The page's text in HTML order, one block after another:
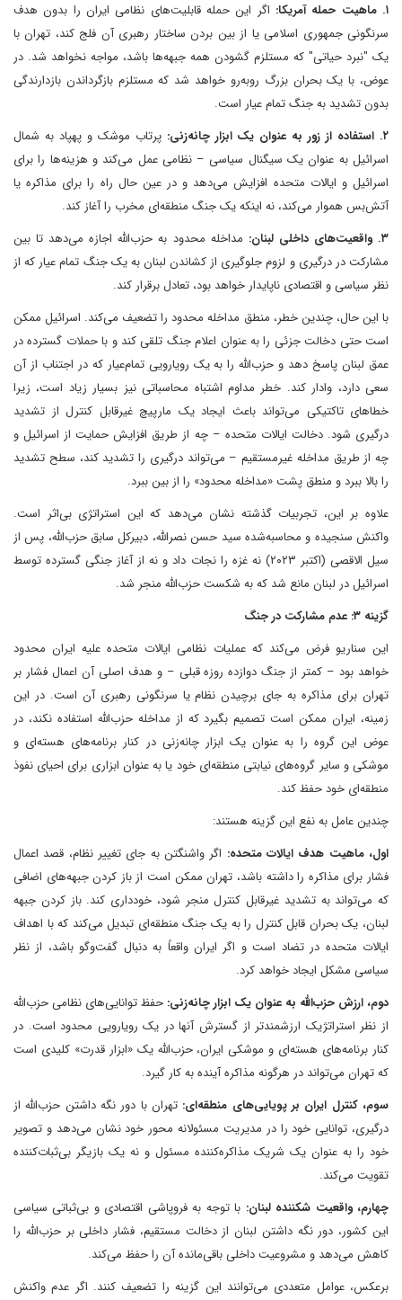
۱. ماهیت حمله آمریکا:
اگر این حمله قابلیت‌های نظامی ایران را بدون هدف
سرنگونی جمهوری اسلامی یا از بین بردن ساختار رهبری آن فلج کند، تهران با
یک "نبرد حیاتی" که مستلزم گشودن همه جبهه‌ها باشد، مواجه نخواهد شد. در
عوض، با یک بحران بزرگ روبه‌رو خواهد شد که مستلزم بازگرداندن بازدارندگی
بدون تشدید به جنگ تمام عیار است.
۲. استفاده از زور به عنوان یک ابزار چانه‌زنی:
پرتاب موشک و پهپاد به شمال
اسرائیل به عنوان یک سیگنال سیاسی – نظامی عمل می‌کند و هزینه‌ها را برای
اسرائیل و ایالات متحده افزایش می‌دهد و در عین حال راه را برای مذاکره یا
آتش‌بس هموار می‌کند، نه اینکه یک جنگ منطقه‌ای مخرب را آغاز کند.
۳. واقعیت‌های داخلی لبنان:
مداخله محدود به حزب‌الله اجازه می‌دهد تا بین
مشارکت در درگیری و لزوم جلوگیری از کشاندن لبنان به یک جنگ تمام عیار که از
نظر سیاسی و اقتصادی ناپایدار خواهد بود، تعادل برقرار کند.
با این حال، چندین خطر، منطق مداخله محدود را تضعیف می‌کند. اسرائیل ممکن
است حتی دخالت جزئی را به عنوان اعلام جنگ تلقی کند و با حملات گسترده در
عمق لبنان پاسخ دهد و حزب‌الله را به یک رویارویی تمام‌عیار که در اجتناب از آن
سعی دارد، وادار کند. خطر مداوم اشتباه محاسباتی نیز بسیار زیاد است، زیرا
خطاهای تاکتیکی می‌تواند باعث ایجاد یک مارپیچ غیرقابل کنترل از تشدید
درگیری شود. دخالت ایالات متحده – چه از طریق افزایش حمایت از اسرائیل و
چه از طریق مداخله غیرمستقیم – می‌تواند درگیری را تشدید کند، سطح تشدید
را بالا ببرد و منطق پشت «مداخله محدود» را از بین ببرد.
علاوه بر این، تجربیات گذشته نشان می‌دهد که این استراتژی بی‌اثر است.
واکنش سنجیده و محاسبه‌شده سید حسن نصرالله، دبیرکل سابق حزب‌الله، پس از
سیل الاقصی (اکتبر ۲۰۲۳) نه غزه را نجات داد و نه از آغاز جنگی گسترده توسط
اسرائیل در لبنان مانع شد که به شکست حزب‌الله منجر شد.
گزینه ۳: عدم مشارکت در جنگ
این سناریو فرض می‌کند که عملیات نظامی ایالات متحده علیه ایران محدود
خواهد بود – کمتر از جنگ دوازده روزه قبلی – و هدف اصلی آن اعمال فشار بر
تهران برای مذاکره به جای برچیدن نظام یا سرنگونی رهبری آن است. در این
زمینه، ایران ممکن است تصمیم بگیرد که از مداخله حزب‌الله استفاده نکند، در
عوض این گروه را به عنوان یک ابزار چانه‌زنی در کنار برنامه‌های هسته‌ای و
موشکی و سایر گروه‌های نیابتی منطقه‌ای خود یا به عنوان ابزاری برای احیای نفوذ
منطقه‌ای خود حفظ کند.
چندین عامل به نفع این گزینه هستند:
اول، ماهیت هدف ایالات متحده: اگر واشنگتن به جای تغییر نظام، قصد اعمال
فشار برای مذاکره را داشته باشد، تهران ممکن است از باز کردن جبهه‌های اضافی
که می‌تواند به تشدید غیرقابل کنترل منجر شود، خودداری کند. باز کردن جبهه
لبنان، یک بحران قابل کنترل را به یک جنگ منطقه‌ای تبدیل می‌کند که با اهداف
ایالات متحده در تضاد است و اگر ایران واقعاً به دنبال گفت‌وگو باشد، از نظر
سیاسی مشکل ایجاد خواهد کرد.
دوم، ارزش حزب‌الله به عنوان یک ابزار چانه‌زنی: حفظ توانایی‌های نظامی حزب‌الله
از نظر استراتژیک ارزشمندتر از گسترش آنها در یک رویارویی محدود است. در
کنار برنامه‌های هسته‌ای و موشکی ایران، حزب‌الله یک «ابزار قدرت» کلیدی است
که تهران می‌تواند در هرگونه مذاکره آینده به کار گیرد.
سوم، کنترل ایران بر پویایی‌های منطقه‌ای: تهران با دور نگه داشتن حزب‌الله از
درگیری، توانایی خود را در مدیریت مسئولانه محور خود نشان می‌دهد و تصویر
خود را به عنوان یک شریک مذاکره‌کننده مسئول و نه یک بازیگر بی‌ثبات‌کننده
تقویت می‌کند.
چهارم، واقعیت شکننده لبنان: با توجه به فروپاشی اقتصادی و بی‌ثباتی سیاسی
این کشور، دور نگه داشتن لبنان از دخالت مستقیم، فشار داخلی بر حزب‌الله را
کاهش می‌دهد و مشروعیت داخلی باقی‌مانده آن را حفظ می‌کند.
برعکس، عوامل متعددی می‌توانند این گزینه را تضعیف کنند. اگر عدم واکنش